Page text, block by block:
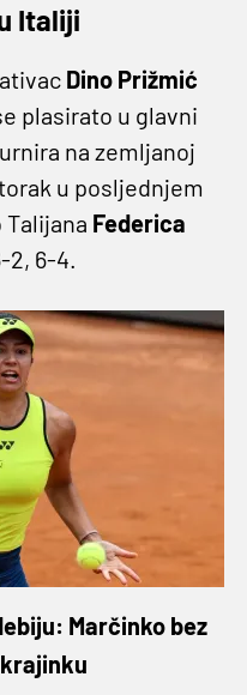
Italiji
Dino Prižmić
plasirato u glavni
na zemljanoj
u posljednjem
Federica
2, 6-4.
Marčinko bez